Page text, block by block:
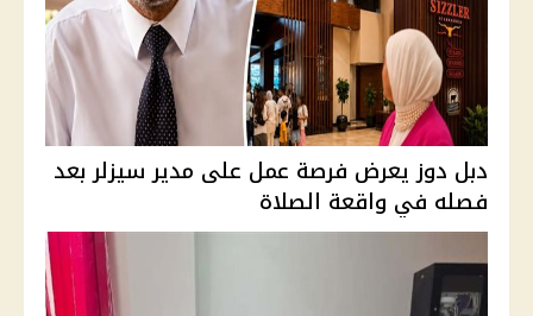
دبل دوز يعرض فرصة عمل على مدير سيزلر بعد
فصله في واقعة الصلاة